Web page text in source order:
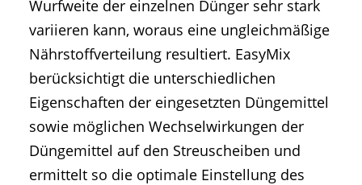
Wurfweite der einzelnen Dünger sehr stark
variieren kann, woraus eine ungleichmäßige
Nährstoffverteilung resultiert. EasyMix
berücksichtigt die unterschiedlichen
Eigenschaften der eingesetzten Düngemittel
sowie möglichen Wechselwirkungen der
Düngemittel auf den Streuscheiben und
ermittelt so die optimale Einstellung des